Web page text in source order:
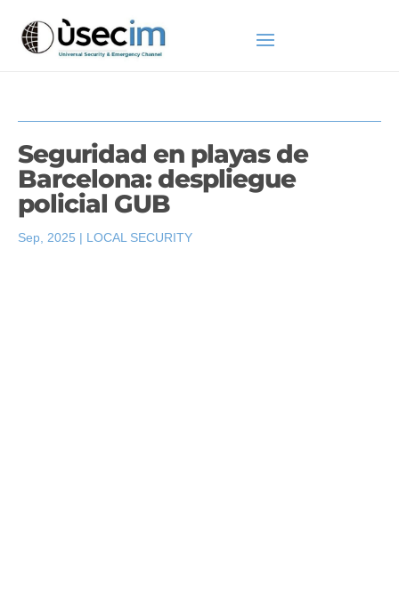
Seguridad en playas de
Barcelona: despliegue
policial GUB
Sep, 2025 | LOCAL SECURITY